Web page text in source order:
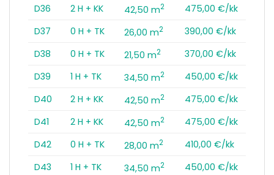
D36
2 H + KK 42,50 m2
475,00 €/kk
D37
0 H + TK 26,00 m2
390,00 €/kk
D38
0 H + TK 21,50 m2
370,00 €/kk
D39
1 H + TK 34,50 m2
450,00 €/kk
D40
2 H + KK 42,50 m2
475,00 €/kk
D41
2 H + KK 42,50 m2
475,00 €/kk
D42
0 H + TK 28,00 m2
410,00 €/kk
D43
1 H + TK 34,50 m2
450,00 €/kk